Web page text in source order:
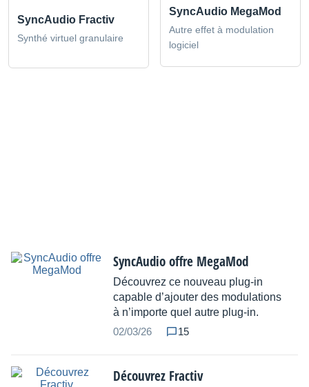
SyncAudio Fractiv
Synthé virtuel granulaire
SyncAudio MegaMod
Autre effet à modulation
logiciel
SyncAudio offre MegaMod
Découvrez ce nouveau plug-in
capable d’ajouter des modulations
à n’importe quel autre plug-in.
02/03/26
15
Découvrez Fractiv